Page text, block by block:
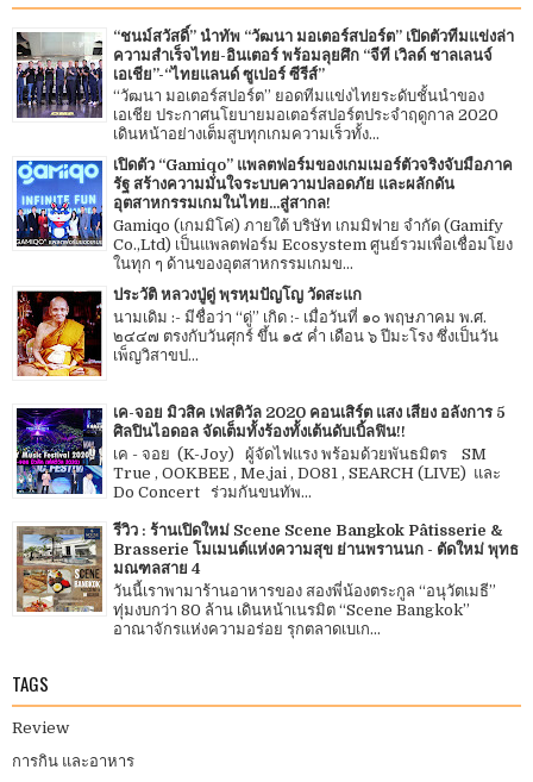
“ชนม์สวัสดิ์” นำทัพ “วัฒนา มอเตอร์สปอร์ต” เปิดตัวทีมแข่งล่า
ความสำเร็จไทย-อินเตอร์ พร้อมลุยศึก “จีที เวิลด์ ชาลเลนจ์
เอเชีย”-“ไทยแลนด์ ซูเปอร์ ซีรีส์”
“วัฒนา มอเตอร์สปอร์ต” ยอดทีมแข่งไทยระดับชั้นนำของ
เอเชีย ประกาศนโยบายมอเตอร์สปอร์ตประจำฤดูกาล 2020
เดินหน้าอย่างเต็มสูบทุกเกมความเร็วทั้ง...
เปิดตัว “Gamiqo” แพลตฟอร์มของเกมเมอร์ตัวจริงจับมือภาค
รัฐ สร้างความมั่นใจระบบความปลอดภัย และผลักดัน
อุตสาหกรรมเกมในไทย...สู่สากล!
Gamiqo (เกมมิโค่) ภายใต้ บริษัท เกมมิฟาย จำกัด (Gamify
Co.,Ltd) เป็นแพลตฟอร์ม Ecosystem ศูนย์รวมเพื่อเชื่อมโยง
ในทุก ๆ ด้านของอุตสาหกรรมเกมข...
ประวัติ หลวงปู่ดู่ พฺรหฺมปัญโญ วัดสะแก
นามเดิม :- มีชื่อว่า “ดู่” เกิด :- เมื่อวันที่ ๑๐ พฤษภาคม พ.ศ.
๒๔๔๗ ตรงกับวันศุกร์ ขึ้น ๑๕ ค่ำ เดือน ๖ ปีมะโรง ซึ่งเป็นวัน
เพ็ญวิสาขป...
เค-จอย มิวสิค เฟสติวัล 2020 คอนเสิร์ต แสง เสียง อลังการ 5
ศิลปินไอดอล จัดเต็มทั้งร้องทั้งเต้นดับเบิ้ลฟิน!!
เค - จอย (K-Joy) ผู้จัดไฟแรง พร้อมด้วยพันธมิตร SM
True , OOKBEE , Me.jai , DO81 , SEARCH (LIVE) และ
Do Concert ร่วมกันขนทัพ...
รีวิว : ร้านเปิดใหม่ Scene Scene Bangkok Pâtisserie &
Brasserie โมเมนต์แห่งความสุข ย่านพรานนก - ตัดใหม่ พุทธ
มณฑลสาย 4
วันนี้เราพามาร้านอาหารของ สองพี่น้องตระกูล “อนุวัตเมธี”
ทุ่มงบกว่า 80 ล้าน เดินหน้าเนรมิต “Scene Bangkok”
อาณาจักรแห่งความอร่อย รุกตลาดเบเก...
TAGS
Review
การกิน และอาหาร